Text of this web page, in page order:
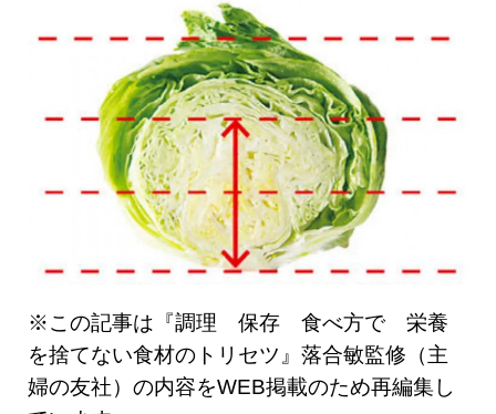
※この記事は『調理 保存 食べ方で 栄養
を捨てない食材のトリセツ』落合敏監修（主
婦の友社）の内容をWEB掲載のため再編集し